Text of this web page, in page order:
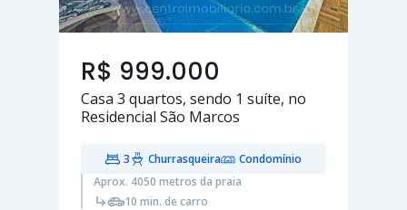
R$ 999.000
Casa 3 quartos, sendo 1 suíte, no
Residencial São Marcos
3 Churrasqueira
Condomínio
Aprox. 4050 metros da praia
10 min. de carro